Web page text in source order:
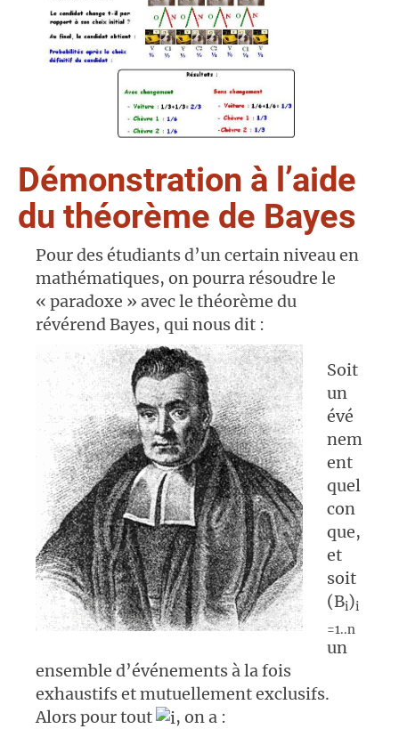
Démonstration à l’aide
du théorème de Bayes
Pour des étudiants d’un certain niveau en
mathématiques, on pourra résoudre le
« paradoxe » avec le théorème du
révérend Bayes, qui nous dit :
Soit
un
évé
nem
ent
quel
con
que,
et
soit
(Bi)i
=1..n
un
ensemble d’événements à la fois
exhaustifs et mutuellement exclusifs.
Alors pour tout
, on a :